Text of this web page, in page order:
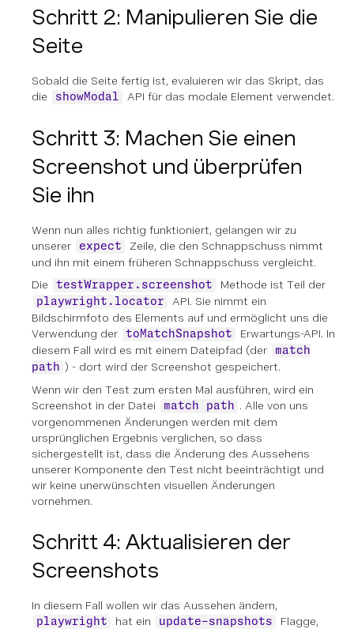
Schritt 2: Manipulieren Sie die
Seite
Sobald die Seite fertig ist, evaluieren wir das Skript, das
die
showModal API für das modale Element verwendet.
Schritt 3: Machen Sie einen
Screenshot und überprüfen
Sie ihn
Wenn nun alles richtig funktioniert, gelangen wir zu
unserer
expect
Zeile, die den Schnappschuss nimmt
und ihn mit einem früheren Schnappschuss vergleicht.
Die
testWrapper.screenshot Methode ist Teil der
playwright.locator
API. Sie nimmt ein
Bildschirmfoto des Elements auf und ermöglicht uns die
Verwendung der
toMatchSnapshot
Erwartungs-API. In
diesem Fall wird es mit einem Dateipfad (der
match
path ) - dort wird der Screenshot gespeichert.
Wenn wir den Test zum ersten Mal ausführen, wird ein
Screenshot in der Datei
match path . Alle von uns
vorgenommenen Änderungen werden mit dem
ursprünglichen Ergebnis verglichen, so dass
sichergestellt ist, dass die Änderung des Aussehens
unserer Komponente den Test nicht beeinträchtigt und
wir keine unerwünschten visuellen Änderungen
vornehmen.
Schritt 4: Aktualisieren der
Screenshots
In diesem Fall wollen wir das Aussehen ändern,
playwright hat ein update-snapshots
Flagge,